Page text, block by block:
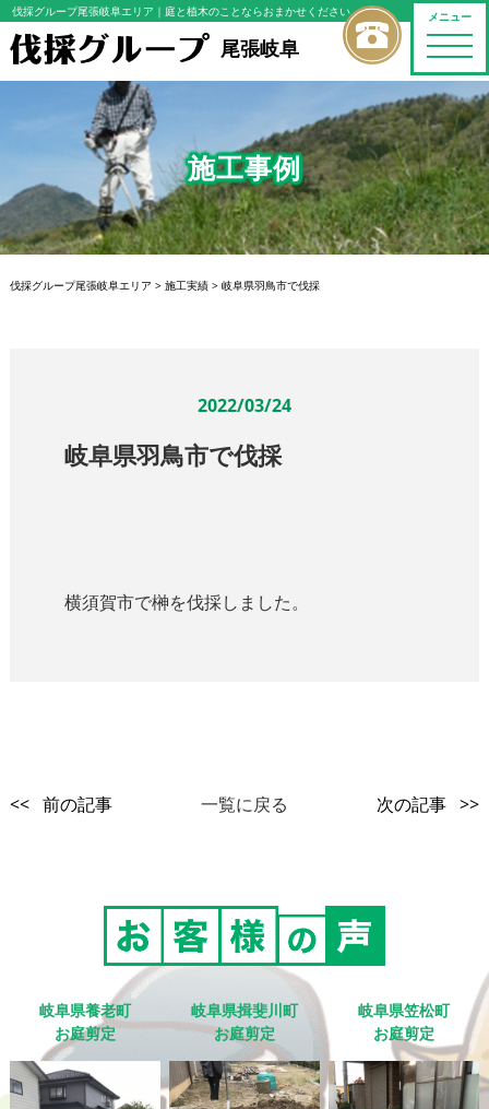
メニュー
toggle
伐採グループ尾張岐阜エリア ｜庭と植木のことならおまかせください
尾張岐阜
施工事例
伐採グループ尾張岐阜エリア > 施工実績> 岐阜県羽鳥市で伐採
2022/03/24
岐阜県羽鳥市で伐採
横須賀市で榊を伐採しました。
<< 前の記事 一覧に戻る 次の記事 >>
岐阜県養老町
お庭剪定
岐阜県揖斐川町
お庭剪定
岐阜県笠松町
お庭剪定